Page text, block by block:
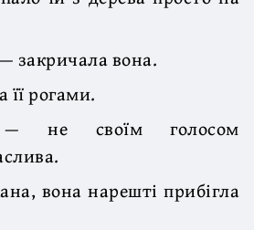
вона.
її рогами.
не своїм голосом
вона нарешті прибігла